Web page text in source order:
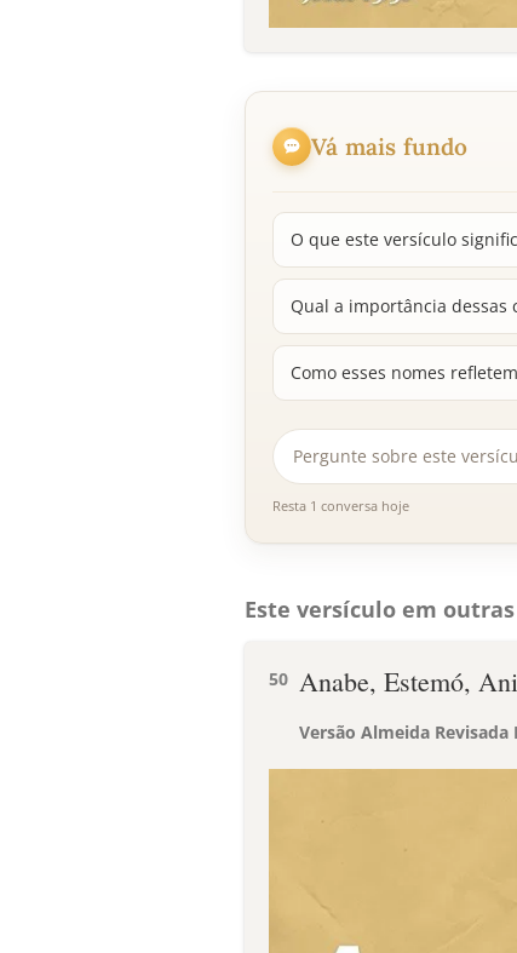
Vá mais fundo
O que este versículo
Qual a importância dessas
Como esses nomes
Resta 1 conversa hoje
Este versículo em
50 Anabe, Estemó,
Versão Almeida